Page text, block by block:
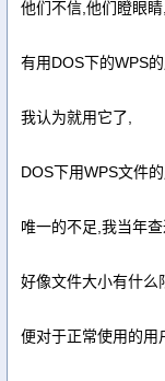
他们不信,他们瞪眼
有用DOS下的WPS的
我认为就用它了,
DOS下用WPS文件
唯一的不足,我当年查
好像文件大小有什么
便对于正常使用的用